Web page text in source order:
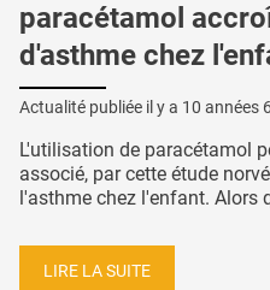
paracétamol
d'asthme chez
Actualité publiée il y a 10 années
L'utilisation de paracétamol
associé, par cette étude
l'asthme chez l'enfant. Alors
LIRE LA SUITE